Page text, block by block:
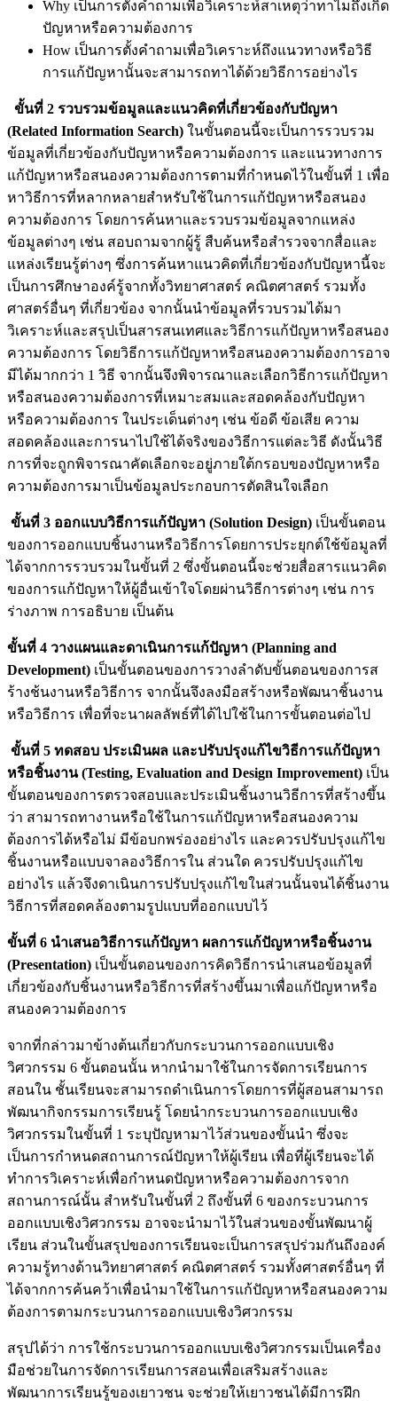
Why เป็นการตั้งคำถามเพื่อวิเคราะห์สาเหตุว่าทาไมถึงเกิด
ปัญหาหรือความต้องการ
How เป็นการตั้งคำถามเพื่อวิเคราะห์ถึงแนวทางหรือวิธี
การแก้ปัญหานั้นจะสามารถทาได้ด้วยวิธีการอย่างไร
ขั้นที่ 2 รวบรวมข้อมูลและแนวคิดที่เกี่ยวข้องกับปัญหา
(Related Information Search) ในขั้นตอนนี้จะเป็นการรวบรวม
ข้อมูลที่เกี่ยวข้องกับปัญหาหรือความต้องการ และแนวทางการ
แก้ปัญหาหรือสนองความต้องการตามที่กำหนดไว้ในขั้นที่ 1 เพื่อ
หาวิธีการที่หลากหลายสำหรับใช้ในการแก้ปัญหาหรือสนอง
ความต้องการ โดยการค้นหาและรวบรวมข้อมูลจากแหล่ง
ข้อมูลต่างๆ เช่น สอบถามจากผู้รู้ สืบค้นหรือสำรวจจากสื่อและ
แหล่งเรียนรู้ต่างๆ ซึ่งการค้นหาแนวคิดที่เกี่ยวข้องกับปัญหานี้จะ
เป็นการศึกษาองค์รู้จากทั้งวิทยาศาสตร์ คณิตศาสตร์ รวมทั้ง
ศาสตร์อื่นๆ ที่เกี่ยวข้อง จากนั้นนำข้อมูลที่รวบรวมได้มา
วิเคราะห์และสรุปเป็นสารสนเทศและวิธีการแก้ปัญหาหรือสนอง
ความต้องการ โดยวิธีการแก้ปัญหาหรือสนองความต้องการอาจ
มีได้มากกว่า 1 วิธี จากนั้นจึงพิจารณาและเลือกวิธีการแก้ปัญหา
หรือสนองความต้องการที่เหมาะสมและสอดคล้องกับปัญหา
หรือความต้องการ ในประเด็นต่างๆ เช่น ข้อดี ข้อเสีย ความ
สอดคล้องและการนาไปใช้ได้จริงของวิธีการแต่ละวิธี ดังนั้นวิธี
การที่จะถูกพิจารณาคัดเลือกจะอยู่ภายใต้กรอบของปัญหาหรือ
ความต้องการมาเป็นข้อมูลประกอบการตัดสินใจเลือก
ขั้นที่ 3 ออกแบบวิธีการแก้ปัญหา (Solution Design) เป็นขั้นตอน
ของการออกแบบชิ้นงานหรือวิธีการโดยการประยุกต์ใช้ข้อมูลที่
ได้จากการรวบรวมในขั้นที่ 2 ซึ่งขั้นตอนนี้จะช่วยสื่อสารแนวคิด
ของการแก้ปัญหาให้ผู้อื่นเข้าใจโดยผ่านวิธีการต่างๆ เช่น การ
ร่างภาพ การอธิบาย เป็นต้น
ขั้นที่ 4 วางแผนและดาเนินการแก้ปัญหา (Planning and
Development) เป็นขั้นตอนของการวางลำดับขั้นตอนของการส
ร้างช้นงานหรือวิธีการ จากนั้นจึงลงมือสร้างหรือพัฒนาชิ้นงาน
หรือวิธีการ เพื่อที่จะนาผลลัพธ์ที่ได้ไปใช้ในการขั้นตอนต่อไป
ขั้นที่ 5 ทดสอบ ประเมินผล และปรับปรุงแก้ไขวิธีการแก้ปัญหา
หรือชิ้นงาน (Testing, Evaluation and Design Improvement) เป็น
ขั้นตอนของการตรวจสอบและประเมินชิ้นงานวิธีการที่สร้างขึ้น
ว่า สามารถทางานหรือใช้ในการแก้ปัญหาหรือสนองความ
ต้องการได้หรือไม่ มีข้อบกพร่องอย่างไร และควรปรับปรุงแก้ไข
ชิ้นงานหรือแบบจาลองวิธีการใน ส่วนใด ควรปรับปรุงแก้ไข
อย่างไร แล้วจึงดาเนินการปรับปรุงแก้ไขในส่วนนั้นจนได้ชิ้นงาน
วิธีการที่สอดคล้องตามรูปแบบที่ออกแบบไว้
ขั้นที่ 6 นำเสนอวิธีการแก้ปัญหา ผลการแก้ปัญหาหรือชิ้นงาน
(Presentation) เป็นขั้นตอนของการคิดวิธีการนำเสนอข้อมูลที่
เกี่ยวข้องกับชิ้นงานหรือวิธีการที่สร้างขึ้นมาเพื่อแก้ปัญหาหรือ
สนองความต้องการ
จากที่กล่าวมาข้างต้นเกี่ยวกับกระบวนการออกแบบเชิง
วิศวกรรม 6 ขั้นตอนนั้น หากนำมาใช้ในการจัดการเรียนการ
สอนใน ชั้นเรียนจะสามารถดำเนินการโดยการที่ผู้สอนสามารถ
พัฒนากิจกรรมการเรียนรู้ โดยนำกระบวนการออกแบบเชิง
วิศวกรรมในขั้นที่ 1 ระบุปัญหามาไว้ส่วนของขั้นนำ ซึ่งจะ
เป็นการกำหนดสถานการณ์ปัญหาให้ผู้เรียน เพื่อที่ผู้เรียนจะได้
ทำการวิเคราะห์เพื่อกำหนดปัญหาหรือความต้องการจาก
สถานการณ์นั้น สำหรับในขั้นที่ 2 ถึงขั้นที่ 6 ของกระบวนการ
ออกแบบเชิงวิศวกรรม อาจจะนำมาไว้ในส่วนของขั้นพัฒนาผู้
เรียน ส่วนในขั้นสรุปของการเรียนจะเป็นการสรุปร่วมกันถึงองค์
ความรู้ทางด้านวิทยาศาสตร์ คณิตศาสตร์ รวมทั้งศาสตร์อื่นๆ ที่
ได้จากการค้นคว้าเพื่อนำมาใช้ในการแก้ปัญหาหรือสนองความ
ต้องการตามกระบวนการออกแบบเชิงวิศวกรรม
สรุปได้ว่า การใช้กระบวนการออกแบบเชิงวิศวกรรมเป็นเครื่อง
มือช่วยในการจัดการเรียนการสอนเพื่อเสริมสร้างและ
พัฒนาการเรียนรู้ของเยาวชน จะช่วยให้เยาวชนได้มีการฝึก